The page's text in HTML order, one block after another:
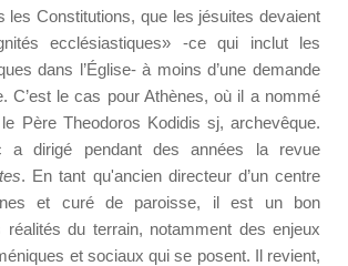
les Constitutions, que les jésuites devaient
ecclésiastiques» -ce qui inclut les
dans l’Église- à moins d’une demande
C’est le cas pour Athènes, où il a nommé
Père Theodoros Kodidis sj, archevêque.
a dirigé pendant des années la revue
. En tant qu'ancien directeur d’un centre
et curé de paroisse, il est un bon
réalités du terrain, notamment des enjeux
et sociaux qui se posent. Il revient,